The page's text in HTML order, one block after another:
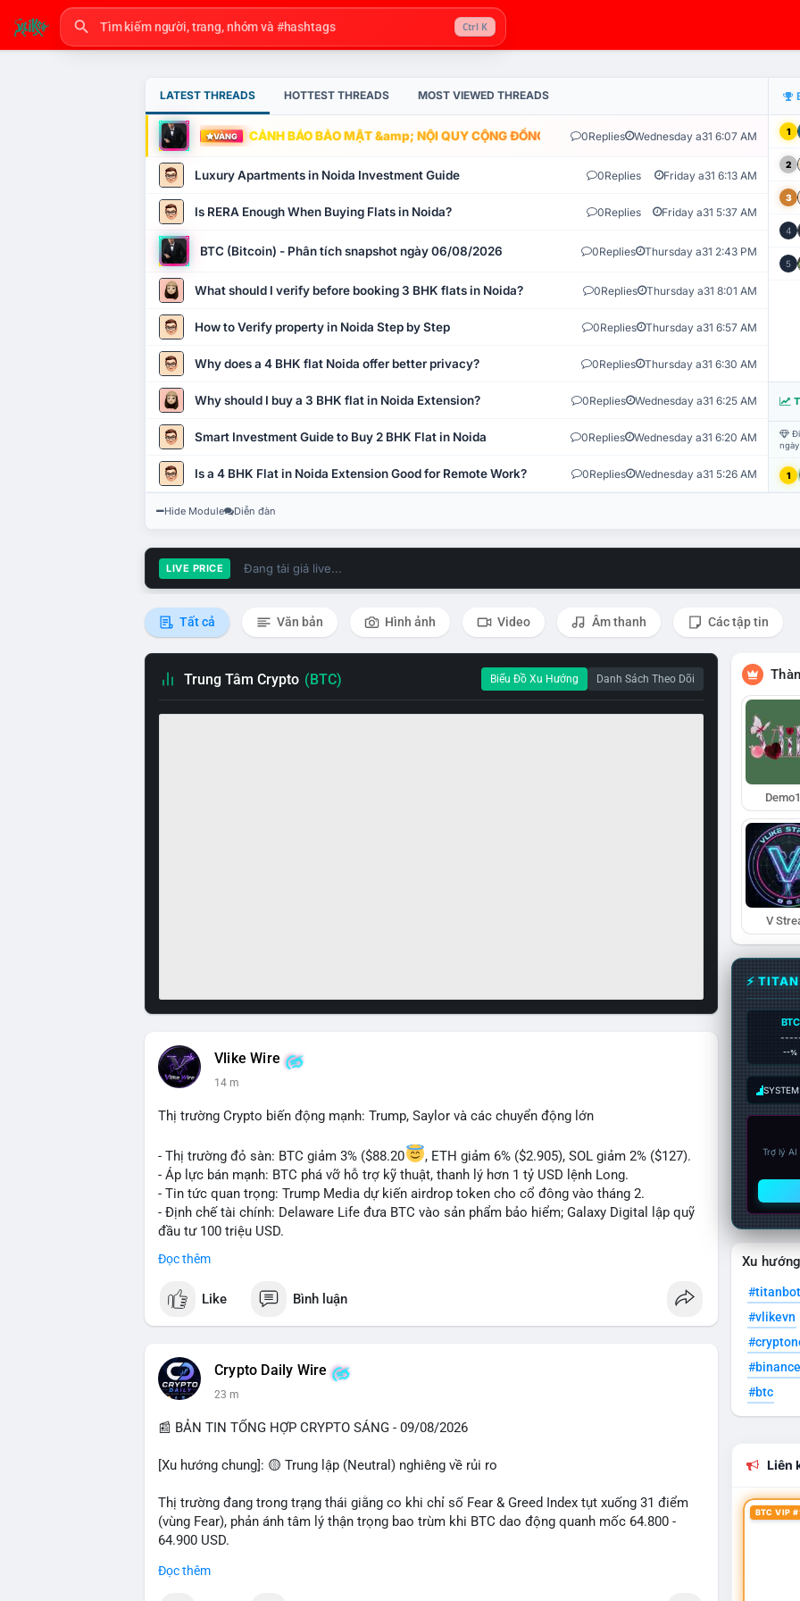
Ctrl K
LATEST THREADS HOTTEST THREADS MOST VIEWED THREADS
VÀNG CẢNH BÁO BẢO MẬT &amp; NỘI QUY CỘNG ĐỒNG VLIKE.VN: HỆ THỐNG GIÁM SÁT TỰ
0Replies Wednesday a31 6:07 AM
Luxury Apartments in Noida Investment Guide 0Replies Friday a31 6:13 AM
Is RERA Enough When Buying Flats in Noida? 0Replies Friday a31 5:37 AM
BTC (Bitcoin) - Phân tích snapshot ngày 06/08/2026 0Replies Thursday a31 2:43 PM
What should I verify before booking 3 BHK flats in Noida? 0Replies Thursday a31 8:01 AM
How to Verify property in Noida Step by Step 0Replies Thursday a31 6:57 AM
Why does a 4 BHK flat Noida offer better privacy? 0Replies Thursday a31 6:30 AM
Why should I buy a 3 BHK flat in Noida Extension? 0Replies Wednesday a31 6:25 AM
Smart Investment Guide to Buy 2 BHK Flat in Noida 0Replies Wednesday a31 6:20 AM
Is a 4 BHK Flat in Noida Extension Good for Remote Work? 0Replies Wednesday a31 5:26 AM
1
2
3
4
5
1
Hide Module Diễn đàn
LIVE PRICE Đang tải giá live...
Tất cả Văn bản Hình ảnh Video Âm thanh Các tập tin
Trung Tâm Crypto (BTC) Biểu Đồ Xu Hướng Danh Sách Theo Dõi
Vlike Wire
14 m
Thị trường Crypto biến động mạnh: Trump, Saylor và các chuyển động lớn
- Thị trường đỏ sàn: BTC giảm 3% ($88.20
, ETH giảm 6% ($2.905), SOL giảm 2% ($127).
- Áp lực bán mạnh: BTC phá vỡ hỗ trợ kỹ thuật, thanh lý hơn 1 tỷ USD lệnh Long.
- Tin tức quan trọng: Trump Media dự kiến airdrop token cho cổ đông vào tháng 2.
- Định chế tài chính: Delaware Life đưa BTC vào sản phẩm bảo hiểm; Galaxy Digital lập quỹ
đầu tư 100 triệu USD.
- Pháp lý: CEO Coinbase thúc đẩy khung pháp lý tại Davos; Bồ Đào Nha chặn Polymarket.
#binancesquare #cryptonews
$btc $eth $sol $xrp
#vlikevn #titanbot
📰 Nguồn: Decrypt
Đọc thêm
Like Bình luận
Crypto Daily Wire
23 m
📰 BẢN TIN TỔNG HỢP CRYPTO SÁNG - 09/08/2026
[Xu hướng chung]: 🟡 Trung lập (Neutral) nghiêng về rủi ro
Thị trường đang trong trạng thái giằng co khi chỉ số Fear & Greed Index tụt xuống 31 điểm
(vùng Fear), phản ánh tâm lý thận trọng bao trùm khi BTC dao động quanh mốc 64.800 -
64.900 USD.
- Thị trường & Giá cả: Hoạt động cá voi diễn ra mạnh mẽ với 7 giao dịch BTC lớn được ghi
Đọc thêm
V
⚡
BTC
--%
Trợ lý
Xu
#titanbot
#vlikevn
#btc
Liên
BTC VIP